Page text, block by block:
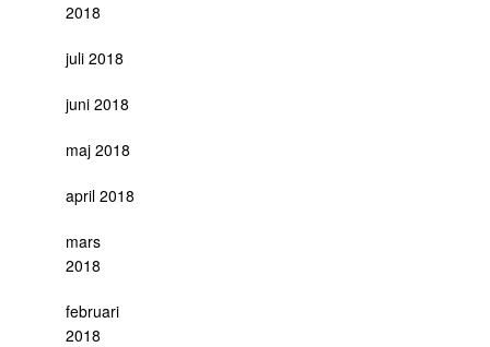
2018
juli 2018
juni 2018
maj 2018
april 2018
mars
2018
februari
2018